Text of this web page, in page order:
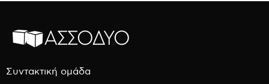
Συντακτική ομάδα